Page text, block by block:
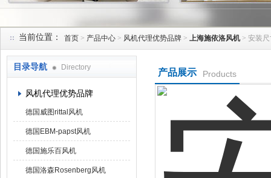
当前位置： 首页 > 产品中心 > 风机代理优势品牌 > 上海施依洛风机> 安装尺
目录导航 Directory
风机代理优势品牌
德国威图rittal风机
德国EBM-papst风机
德国施乐百风机
德国洛森Rosenberg风机
产品展示 Products